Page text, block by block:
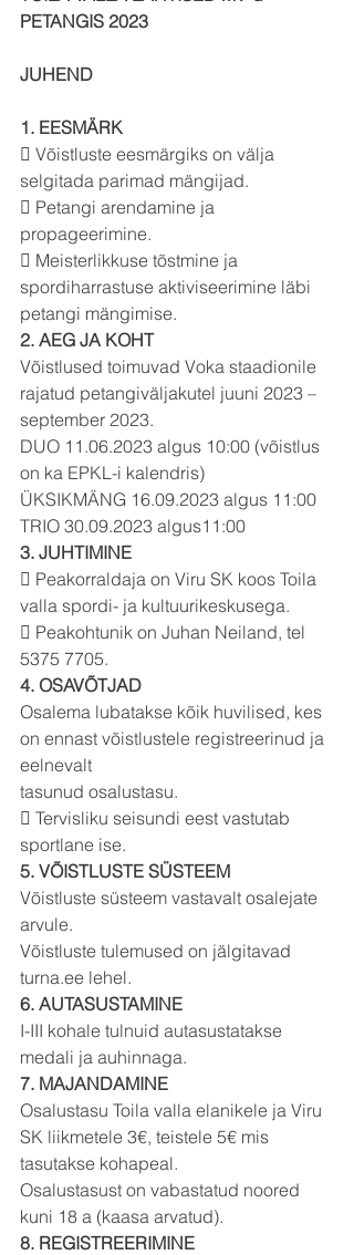
PETANGIS 2023
JUHEND
1. EESMÄRK
 Võistluste eesmärgiks on välja
selgitada parimad mängijad.
 Petangi arendamine ja
propageerimine.
 Meisterlikkuse tõstmine ja
spordiharrastuse aktiviseerimine läbi
petangi mängimise.
2. AEG JA KOHT
Võistlused toimuvad Voka staadionile
rajatud petangiväljakutel juuni 2023 –
september 2023.
DUO 11.06.2023 algus 10:00 (võistlus
on ka EPKL-i kalendris)
ÜKSIKMÄNG 16.09.2023 algus 11:00
TRIO 30.09.2023 algus11:00
3. JUHTIMINE
 Peakorraldaja on Viru SK koos Toila
valla spordi- ja kultuurikeskusega.
 Peakohtunik on Juhan Neiland, tel
5375 7705.
4. OSAVÕTJAD
Osalema lubatakse kõik huvilised, kes
on ennast võistlustele registreerinud ja
eelnevalt
tasunud osalustasu.
 Tervisliku seisundi eest vastutab
sportlane ise.
5. VÕISTLUSTE SÜSTEEM
Võistluste süsteem vastavalt osalejate
arvule.
Võistluste tulemused on jälgitavad
turna.ee lehel.
6. AUTASUSTAMINE
I-III kohale tulnuid autasustatakse
medali ja auhinnaga.
7. MAJANDAMINE
Osalustasu Toila valla elanikele ja Viru
SK liikmetele 3€, teistele 5€ mis
tasutakse kohapeal.
Osalustasust on vabastatud noored
kuni 18 a (kaasa arvatud).
8. REGISTREERIMINE